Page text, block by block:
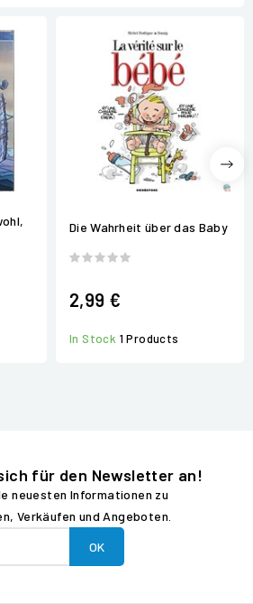
Die Wahrheit über das Baby
2,99 €
In Stock 1 Products
für den Newsletter an!
neuesten Informationen zu
Verkäufen und Angeboten.